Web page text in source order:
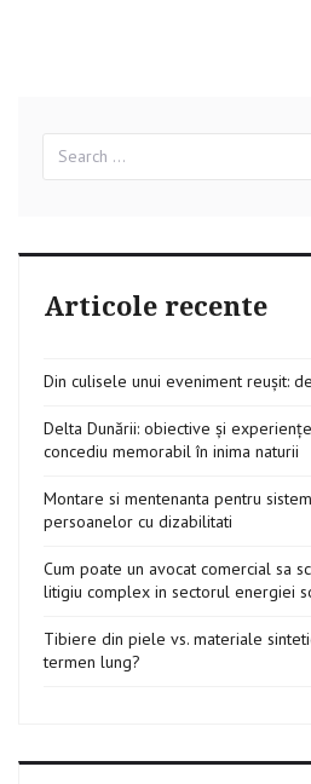
for:
Articole recente
Din culisele unui eveniment reușit:
Delta Dunării: obiective și
concediu memorabil în inima naturii
Montare si mentenanta pentru
persoanelor cu dizabilitati
Cum poate un avocat comercial sa
litigiu complex in sectorul energiei
Tibiere din piele vs. materiale
termen lung?